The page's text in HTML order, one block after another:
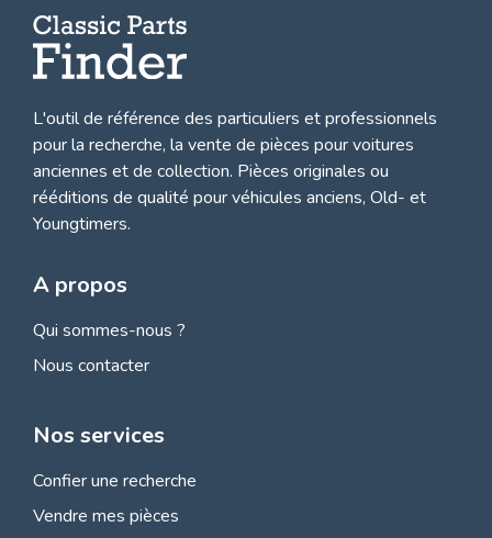
L'outil de référence des particuliers et professionnels
pour la recherche, la vente de pièces pour voitures
anciennes et de collection. Pièces originales ou
rééditions de qualité pour véhicules anciens, Old- et
Youngtimers.
A propos
Qui sommes-nous ?
Nous contacter
Nos services
Confier une recherche
Vendre mes pièces